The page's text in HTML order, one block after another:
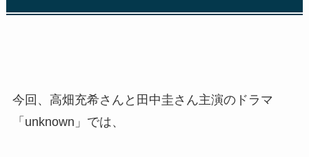
今回、高畑充希さんと田中圭さん主演のドラマ
「unknown」では、